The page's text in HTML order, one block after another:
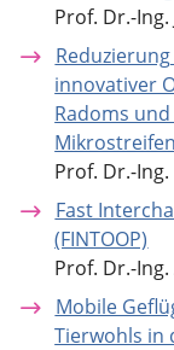
Prof. Dr.-
innovativer
Radoms
Prof. Dr.-
Fast
(FINTOOP)
Prof. Dr.-
Mobile
Tierwohls in